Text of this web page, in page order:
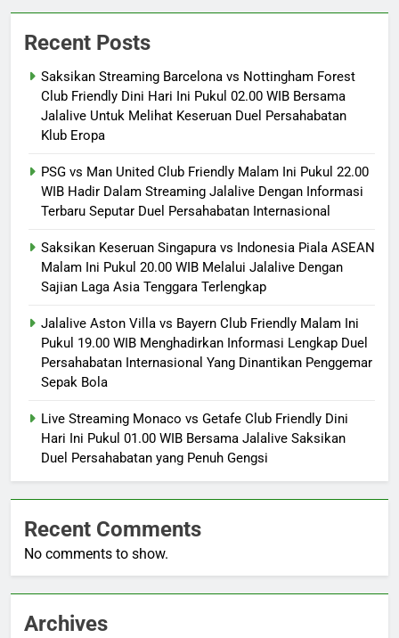
Recent Posts
Saksikan Streaming Barcelona vs Nottingham Forest
Club Friendly Dini Hari Ini Pukul 02.00 WIB Bersama
Jalalive Untuk Melihat Keseruan Duel Persahabatan
Klub Eropa
PSG vs Man United Club Friendly Malam Ini Pukul 22.00
WIB Hadir Dalam Streaming Jalalive Dengan Informasi
Terbaru Seputar Duel Persahabatan Internasional
Saksikan Keseruan Singapura vs Indonesia Piala ASEAN
Malam Ini Pukul 20.00 WIB Melalui Jalalive Dengan
Sajian Laga Asia Tenggara Terlengkap
Jalalive Aston Villa vs Bayern Club Friendly Malam Ini
Pukul 19.00 WIB Menghadirkan Informasi Lengkap Duel
Persahabatan Internasional Yang Dinantikan Penggemar
Sepak Bola
Live Streaming Monaco vs Getafe Club Friendly Dini
Hari Ini Pukul 01.00 WIB Bersama Jalalive Saksikan
Duel Persahabatan yang Penuh Gengsi
Recent Comments
No comments to show.
Archives